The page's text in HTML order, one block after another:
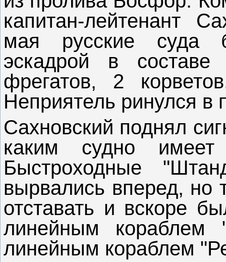
капитан-лейтенант
мая русские суда
эскадрой в
фрегатов, 2
Неприятель ринулся в
Сахновский поднял
каким судно имеет
Быстроходные
вырвались вперед, но
отставать и вскоре
линейным кораблем
линейным кораблем